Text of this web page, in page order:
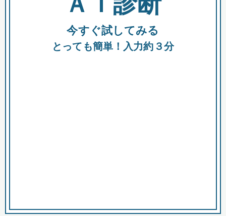
今すぐ試してみる
とっても簡単！入力約３分